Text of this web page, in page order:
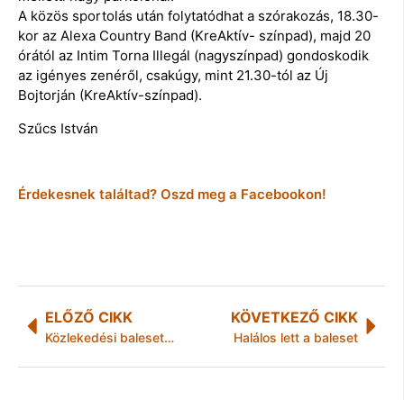
A közös sportolás után folytatódhat a szórakozás, 18.30-
kor az Alexa Country Band (KreAktív- színpad), majd 20
órától az Intim Torna Illegál (nagyszínpad) gondoskodik
az igényes zenéről, csakúgy, mint 21.30-tól az Új
Bojtorján (KreAktív-színpad).
Szűcs István
Érdekesnek találtad? Oszd meg a Facebookon!
ELŐZŐ CIKK
Közlekedési balesetek Borsod-Abaúj-Zemplén megyében
KÖVETKEZŐ CIKK
Halálos lett a baleset